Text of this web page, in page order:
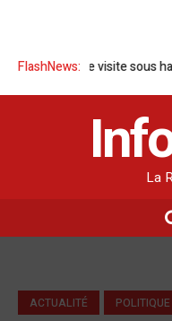
FlashNews:
: une visite sous haute
La
ACTUALITÉ POLITIQUE